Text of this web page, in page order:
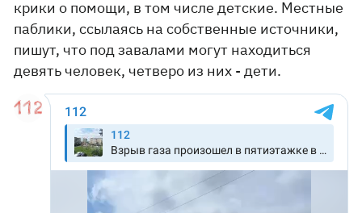
крики о помощи, в том числе детские. Местные
паблики, ссылаясь на собственные источники,
пишут, что под завалами могут находиться
девять человек, четверо из них - дети.